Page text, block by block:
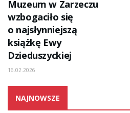
Muzeum w Zarzeczu
wzbogaciło się
o najsłynniejszą
książkę Ewy
Dzieduszyckiej
16.02.2026
NAJNOWSZE